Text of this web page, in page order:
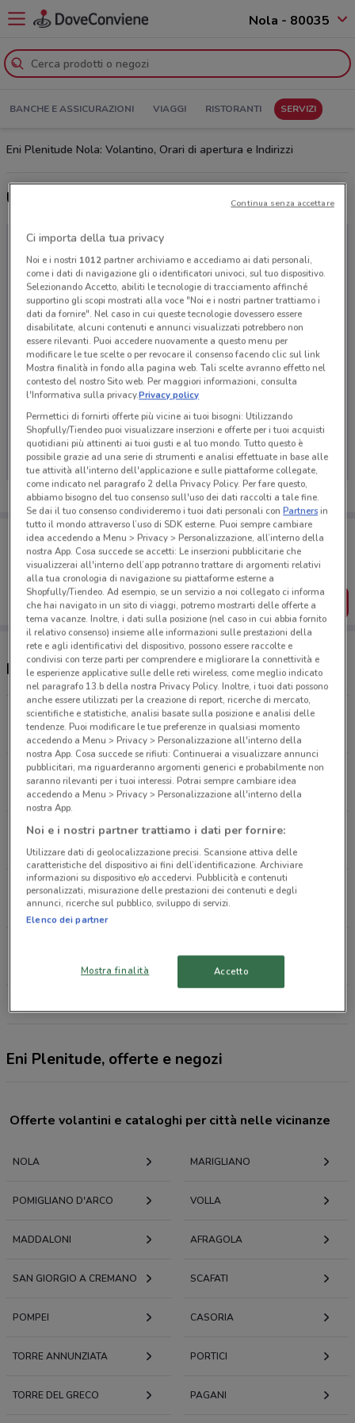
Nola - 80035
BANCHE E ASSICURAZIONI VIAGGI RISTORANTI SERVIZI
Eni Plenitude Nola: Volantino, Orari di apertura e Indirizzi
Ultime offerte del volantino Eni Plenitude
Ci dispiace, al momento non abbiamo pubblicato
volantini nella tua zona. Riprova più tardi.
Porta DoveConviene sempre con te!
Puoi trovare le migliori offerte dei negozi vicino a te,
salvarle e creare la tua lista del risparmio, comodamente
dal tuo cellulare.
SCARICA L’APP
Negozi Eni Plenitude a Nola
Via Pietro Colletta, 18 Maddaloni E Circello
17.8 km
S.S. Sannitica, 87 Marcianise
19 km
Corso Vittorio Emanuele, 113 Afragola
19 km
Via Corso Vittorio Emanuele, 115/117 Afragola
19 km
19.6 km
Eni Plenitude, offerte e negozi
Offerte volantini e cataloghi per città nelle vicinanze
NOLA MARIGLIANO
POMIGLIANO D'ARCO VOLLA
MADDALONI AFRAGOLA
SAN GIORGIO A CREMANO SCAFATI
POMPEI CASORIA
TORRE ANNUNZIATA PORTICI
TORRE DEL GRECO PAGANI
Ci importa della tua privacy
Noi e i nostri 1012partner archiviamo e accediamo ai dati personali,
come i dati di navigazione gli o identificatori univoci, sul tuo dispositivo.
Selezionando Accetto, abiliti le tecnologie di tracciamento affinché
supportino gli scopi mostrati alla voce "Noi e i nostri partner trattiamo i
dati da fornire". Nel caso in cui queste tecnologie dovessero essere
disabilitate, alcuni contenuti e annunci visualizzati potrebbero non
essere rilevanti. Puoi accedere nuovamente a questo menu per
modificare le tue scelte o per revocare il consenso facendo clic sul link
Mostra finalità in fondo alla pagina web. Tali scelte avranno effetto nel
contesto del nostro Sito web. Per maggiori informazioni, consulta
l'Informativa sulla privacy.Privacy policy
Permettici di fornirti offerte più vicine ai tuoi bisogni: Utilizzando
Shopfully/Tiendeo puoi visualizzare inserzioni e offerte per i tuoi acquisti
quotidiani più attinenti ai tuoi gusti e al tuo mondo. Tutto questo è
possibile grazie ad una serie di strumenti e analisi effettuate in base alle
tue attività all'interno dell'applicazione e sulle piattaforme collegate,
come indicato nel paragrafo 2 della Privacy Policy. Per fare questo,
abbiamo bisogno del tuo consenso sull'uso dei dati raccolti a tale fine.
Se dai il tuo consenso condivideremo i tuoi dati personali conPartnersin
tutto il mondo attraverso l’uso di SDK esterne. Puoi sempre cambiare
idea accedendo a Menu > Privacy > Personalizzazione, all’interno della
nostra App. Cosa succede se accetti: Le inserzioni pubblicitarie che
visualizzerai all'interno dell’app potranno trattare di argomenti relativi
alla tua cronologia di navigazione su piattaforme esterne a
Shopfully/Tiendeo. Ad esempio, se un servizio a noi collegato ci informa
che hai navigato in un sito di viaggi, potremo mostrarti delle offerte a
tema vacanze. Inoltre, i dati sulla posizione (nel caso in cui abbia fornito
il relativo consenso) insieme alle informazioni sulle prestazioni della
rete e agli identificativi del dispositivo, possono essere raccolte e
condivisi con terze parti per comprendere e migliorare la connettività e
le esperienze applicative sulle delle reti wireless, come meglio indicato
nel paragrafo 13.b della nostra Privacy Policy. Inoltre, i tuoi dati possono
anche essere utilizzati per la creazione di report, ricerche di mercato,
scientifiche e statistiche, analisi basate sulla posizione e analisi delle
tendenze. Puoi modificare le tue preferenze in qualsiasi momento
accedendo a Menu > Privacy > Personalizzazione all'interno della
nostra App. Cosa succede se rifiuti: Continuerai a visualizzare annunci
pubblicitari, ma riguarderanno argomenti generici e probabilmente non
saranno rilevanti per i tuoi interessi. Potrai sempre cambiare idea
accedendo a Menu > Privacy > Personalizzazione all'interno della
nostra App.
Noi e i nostri partner trattiamo i dati per fornire:
Utilizzare dati di geolocalizzazione precisi. Scansione attiva delle
caratteristiche del dispositivo ai fini dell’identificazione. Archiviare
informazioni su dispositivo e/o accedervi. Pubblicità e contenuti
personalizzati, misurazione delle prestazioni dei contenuti e degli
annunci, ricerche sul pubblico, sviluppo di servizi.
Elenco dei partner
Mostra finalità Accetto
Continua senza accettare